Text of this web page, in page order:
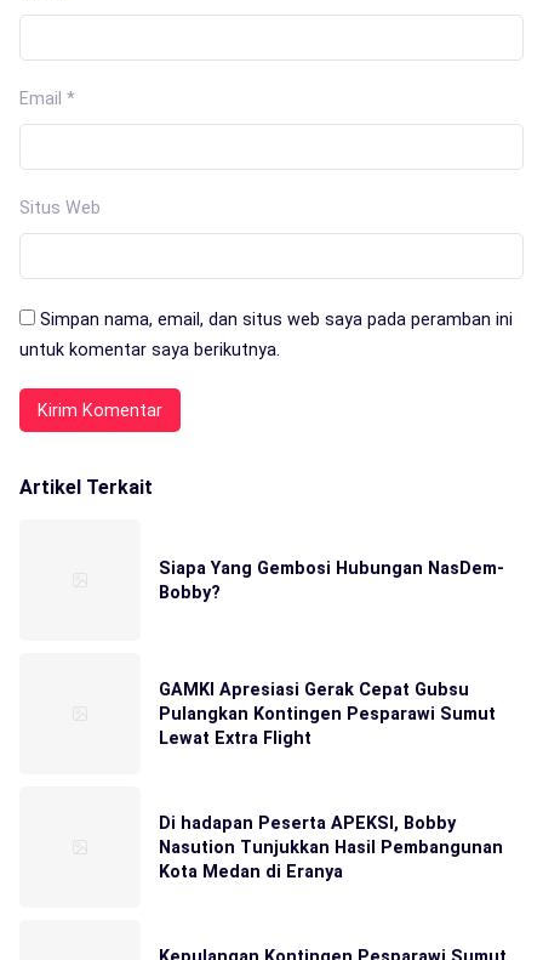
Email *
Situs Web
Simpan nama, email, dan situs web saya pada peramban ini
untuk komentar saya berikutnya.
Artikel Terkait
Siapa Yang Gembosi Hubungan NasDem-
Bobby?
GAMKI Apresiasi Gerak Cepat Gubsu
Pulangkan Kontingen Pesparawi Sumut
Lewat Extra Flight
Di hadapan Peserta APEKSI, Bobby
Nasution Tunjukkan Hasil Pembangunan
Kota Medan di Eranya
Kepulangan Kontingen Pesparawi Sumut